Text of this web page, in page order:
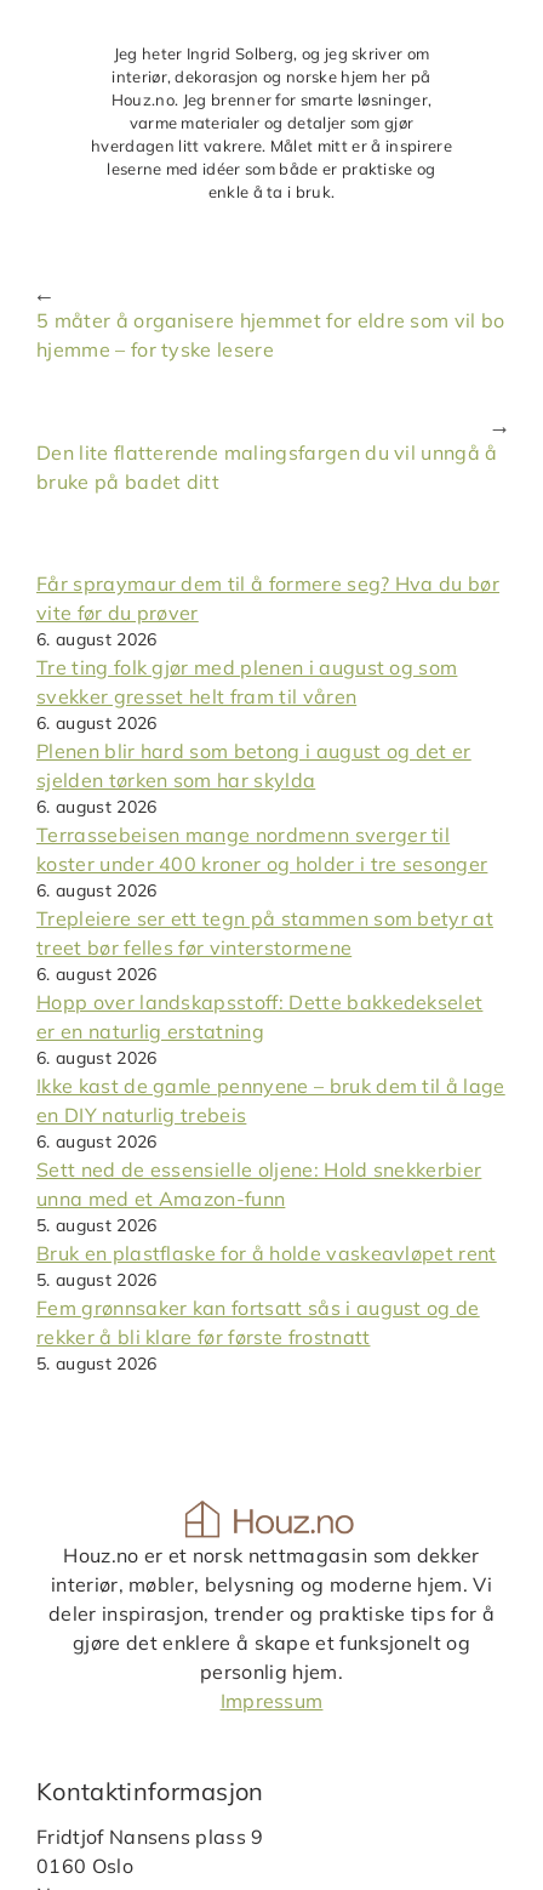
Jeg heter Ingrid Solberg, og jeg skriver om
interiør, dekorasjon og norske hjem her på
Houz.no. Jeg brenner for smarte løsninger,
varme materialer og detaljer som gjør
hverdagen litt vakrere. Målet mitt er å inspirere
leserne med idéer som både er praktiske og
enkle å ta i bruk.
5 måter å organisere hjemmet for eldre som vil bo
hjemme – for tyske lesere
Den lite flatterende malingsfargen du vil unngå å
bruke på badet ditt
Får spraymaur dem til å formere seg? Hva du bør
vite før du prøver
6. august 2026
Tre ting folk gjør med plenen i august og som
svekker gresset helt fram til våren
6. august 2026
Plenen blir hard som betong i august og det er
sjelden tørken som har skylda
6. august 2026
Terrassebeisen mange nordmenn sverger til
koster under 400 kroner og holder i tre sesonger
6. august 2026
Trepleiere ser ett tegn på stammen som betyr at
treet bør felles før vinterstormene
6. august 2026
Hopp over landskapsstoff: Dette bakkedekselet
er en naturlig erstatning
6. august 2026
Ikke kast de gamle pennyene – bruk dem til å lage
en DIY naturlig trebeis
6. august 2026
Sett ned de essensielle oljene: Hold snekkerbier
unna med et Amazon-funn
5. august 2026
Bruk en plastflaske for å holde vaskeavløpet rent
5. august 2026
Fem grønnsaker kan fortsatt sås i august og de
rekker å bli klare før første frostnatt
5. august 2026
Houz.no er et norsk nettmagasin som dekker
interiør, møbler, belysning og moderne hjem. Vi
deler inspirasjon, trender og praktiske tips for å
gjøre det enklere å skape et funksjonelt og
personlig hjem.
Impressum
Kontaktinformasjon
Fridtjof Nansens plass 9
0160 Oslo